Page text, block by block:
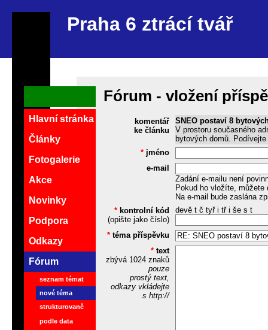
Praha 6 ztrácí tvář
Fórum - vložení
komentář
ke článku
SNEO postaví 8
V prostoru současného
bytových domů.
* jméno
e-mail
Zadání e-mailu není
Pokud ho vložíte,
Na e-mail bude zaslána
* kontrolní kód
(opište jako číslo)
devě t č tyř i tř i še s t
* téma příspěvku
* text
zbývá 1024znaků
pouze
prostý text,
odkazy vkládejte
s http://
Hlavní stránka
Články
Fotogalerie
Akce
Novinky
Podpora
Odkazy
Fórum
seznam témat
nové téma
strukturovaně
podle data